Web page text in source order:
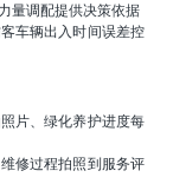
量调配提供决策依据
车辆出入时间误差控
片、绿化养护进度每
修过程拍照到服务评